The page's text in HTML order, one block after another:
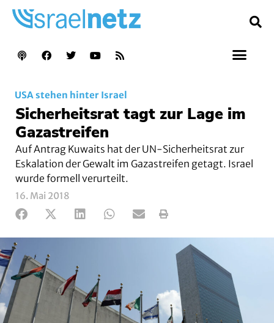
USA stehen hinter Israel
Sicherheitsrat tagt zur Lage im
Gazastreifen
Auf Antrag Kuwaits hat der UN-Sicherheitsrat zur
Eskalation der Gewalt im Gazastreifen getagt. Israel
wurde formell verurteilt.
16. Mai 2018